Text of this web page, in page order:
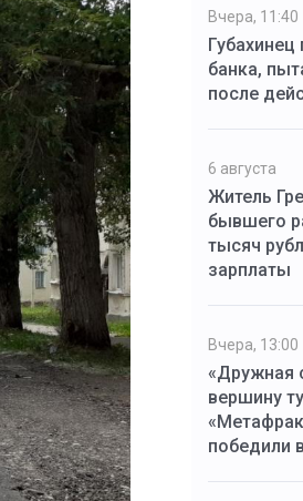
Вчера, 11:40
Губахинец
банка,
после
6 августа
Житель
бывшего
тысяч
зарплаты
Вчера, 13:00
«Дружная
вершину
победили